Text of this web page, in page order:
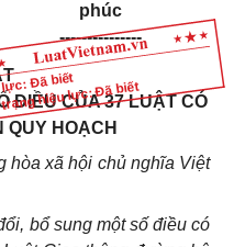
Đã biết
hiệu lực: Đã biết
phúc
---------------
ĐIỀU CỦA 37 LUẬT CÓ
QUY HOẠCH
hòaxã hội chủ nghĩa Việt
bổ sung một số điều có